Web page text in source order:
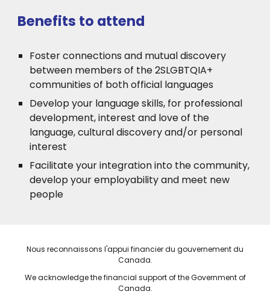
Benefits to attend
Foster connections and mutual discovery
between members of the 2SLGBTQIA+
communities of both official languages
Develop your language skills, for professional
development, interest and love of the
language, cultural discovery and/or personal
interest
Facilitate your integration into the community,
develop your employability and meet new
people
Nous reconnaissons l'appui financier du gouvernement du
Canada.
We acknowledge the financial support of the Government of
Canada.